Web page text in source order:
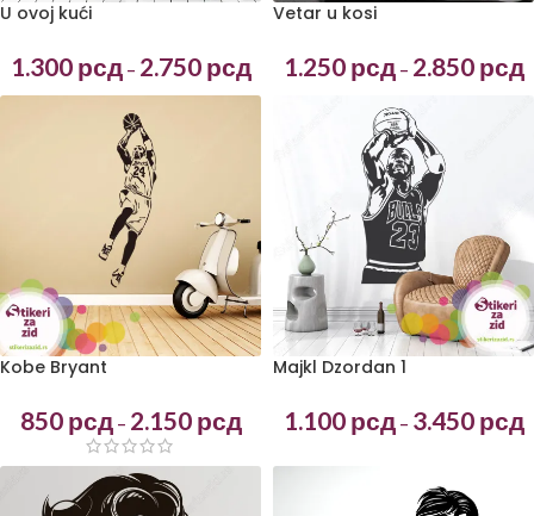
U ovoj kući
1.300 рсд – 2.750 рсд
Vetar u kosi
1.250 рсд – 2.850 рсд
Kobe Bryant
850 рсд – 2.150 рсд
Majkl Dzordan 1
1.100 рсд – 3.450 рсд